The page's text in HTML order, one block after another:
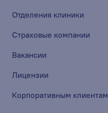
Отделения клиники
Страховые компании
Вакансии
Лицензии
Корпоративным клиентам